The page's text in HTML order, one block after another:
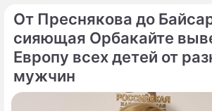
благоверных князей-
и Глеба.
От Преснякова до
сияющая Орбакайте
Европу всех детей от
мужчин